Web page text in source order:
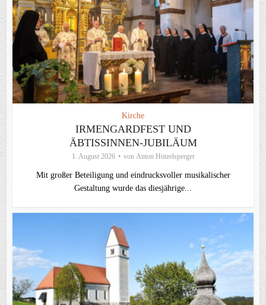
Kirche
IRMENGARDFEST UND
ÄBTISSINNEN-JUBILÄUM
1. August 2026 von Anton Hötzelsperger
Mit großer Beteiligung und eindrucksvoller musikalischer
Gestaltung wurde das diesjährige...